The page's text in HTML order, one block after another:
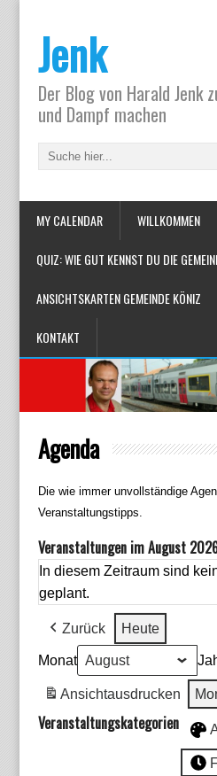
Jenk
Der Blog von Harald Jenk
und Dampf machen
MY CALENDAR WILLKOMMEN
QUIZ: WIE GUT KENNST DU DIE
ANSICHTSKARTEN GEMEINDE KÖNIZ
KONTAKT
Agenda
Die wie immer unvollständige
Veranstaltungstipps.
Veranstaltungen im August
In diesem Zeitraum sind
geplant.
Zurück Heute
Monat
Ansichtausdrucken
Veranstaltungskategorien